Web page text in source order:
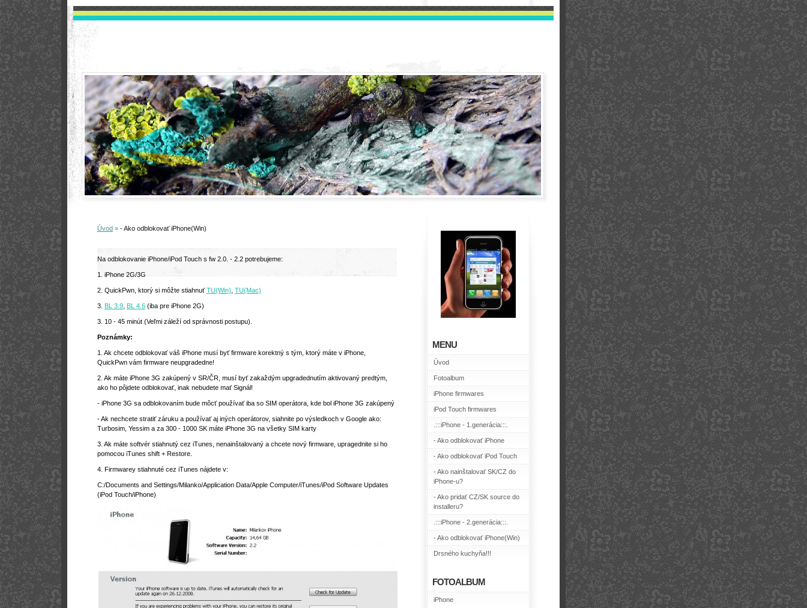
Úvod » - Ako odblokovať iPhone(Win)
Na odblokovanie iPhone/iPod Touch s fw 2.0. - 2.2 potrebujeme:
1. iPhone 2G/3G
2. QuickPwn, ktorý si môžte stiahnuťTU(Win) TU(Mac)
3. BL 3.9 BL 4.6 (iba pre iPhone 2G)
3. 10 - 45 minút (Veľmi záleží od správnosti postupu).
Poznámky:
1. Ak chcete odblokovať váš iPhone musí byť firmware korektný s tým, ktorý máte v iPhone,
QuickPwn vám firmware neupgradedne!
2. Ak máte iPhone 3G zakúpený v SR/ČR, musí byť zakaždým upgradednutím aktivovaný predtým,
ako ho pôjdete odblokovať, inak nebudete mať Signál!
- iPhone 3G sa odblokovaním bude môcť používať iba so SIM operátora, kde bol iPhone 3G zakúpený
- Ak nechcete stratiť záruku a používať aj iných operátorov, siahnite po výsledkoch v Google ako:
Turbosim, Yessim a za 300 - 1000 SK máte iPhone 3G na všetky SIM karty
3. Ak máte softvér stiahnutý cez iTunes, nenainštalovaný a chcete nový firmware, upragednite si ho
pomocou iTunes shift + Restore.
4. Firmwarey stiahnuté cez iTunes nájdete v:
C:/Documents and Settings/Milanko/Application Data/Apple Computer/iTunes/iPod Software Updates
(iPod Touch/iPhone)
MENU
Úvod
Fotoalbum
iPhone firmwares
iPod Touch firmwares
.:::iPhone - 1.generácia:::.
- Ako odblokovať iPhone
- Ako odblokovať iPod Touch
- Ako nainštalovať SK/CZ do
iPhone-u?
- Ako pridať CZ/SK source do
installeru?
.:::iPhone - 2.generácia:::.
- Ako odblokovať iPhone(Win)
Drsného kuchyňa!!!
FOTOALBUM
iPhone